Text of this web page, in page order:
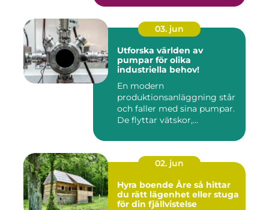
03. jun
Utforska världen av
pumpar för olika
industriella behov!
En modern
produktionsanläggning står
och faller med sina pumpar.
De flyttar vätskor,...
02. jun
Hyra boende Åre så hittar
du rätt lägenhet eller stuga
för din fjällvistelse